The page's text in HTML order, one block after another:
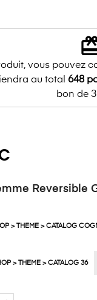
vous pouvez
au total 648
bon de
Reversible
> THEME > CATALOG
> THEME > CATALOG 36